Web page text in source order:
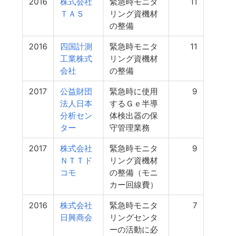
ＴＡＳ
リング資機材
の整備
2016
四国計測
工業株式
会社
緊急時モニタ
リング資機材
の整備
11
2017
公益財団
法人日本
分析セン
ター
緊急時に使用
するＧｅ半導
体検出器の保
守管理業務
9
2017
株式会社
ＮＴＴド
コモ
緊急時モニタ
リング資機材
の整備（モニ
カー回線費）
9
2016
株式会社
日興商会
緊急時モニタ
リングセンタ
ーの活動に必
7